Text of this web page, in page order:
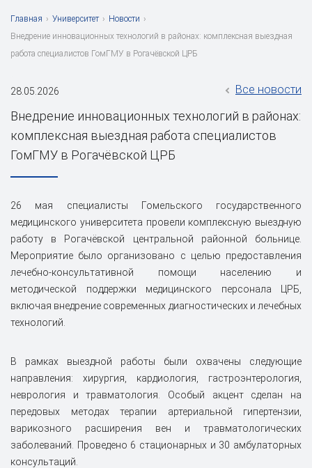
Главная › Университет › Новости ›
Внедрение инновационных технологий в районах: комплексная выездная
работа специалистов ГомГМУ в Рогачёвской ЦРБ
28.05.2026 Все новости
Внедрение инновационных технологий в районах:
комплексная выездная работа специалистов
ГомГМУ в Рогачёвской ЦРБ
26 мая специалисты Гомельского государственного
медицинского университета провели комплексную выездную
работу в Рогачёвской центральной районной больнице.
Мероприятие было организовано с целью предоставления
лечебно-консультативной помощи населению и
методической поддержки медицинского персонала ЦРБ,
включая внедрение современных диагностических и лечебных
технологий.
В рамках выездной работы были охвачены следующие
направления: хирургия, кардиология, гастроэнтерология,
неврология и травматология. Особый акцент сделан на
передовых методах терапии артериальной гипертензии,
варикозного расширения вен и травматологических
заболеваний. Проведено 6 стационарных и 30 амбулаторных
консультаций.